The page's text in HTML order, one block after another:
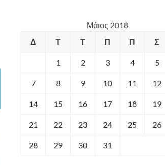
Μάιος 2018
Δ
Τ Τ Π Π Σ
1 2 3 4 5
7 8 9 10 11 12
14 15 16 17 18 19
21 22 23 24 25 26
28 29 30 31